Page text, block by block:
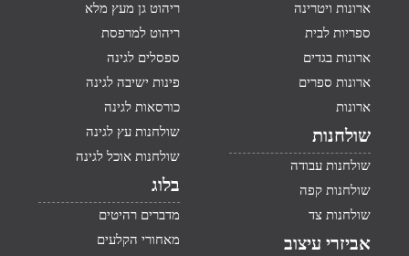
ארונות ויטרינה
ספריות לבית
ארונות בגדים
ארונות ספרים
ארונות
שולחנות
שולחנות עבודה
שולחנות קפה
שולחנות צד
אביזרי עיצוב
ריהוט גן מעץ מלא
ריהוט למרפסת
ספסלים לגינה
פינות ישיבה לגינה
כורסאות לגינה
שולחנות עץ לגינה
שולחנות אוכל לגינה
בלוג
מדברים רהיטים
מאחורי הקלעים